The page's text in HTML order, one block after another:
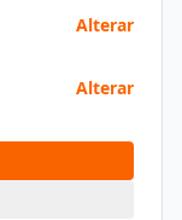
Alterar
Alterar